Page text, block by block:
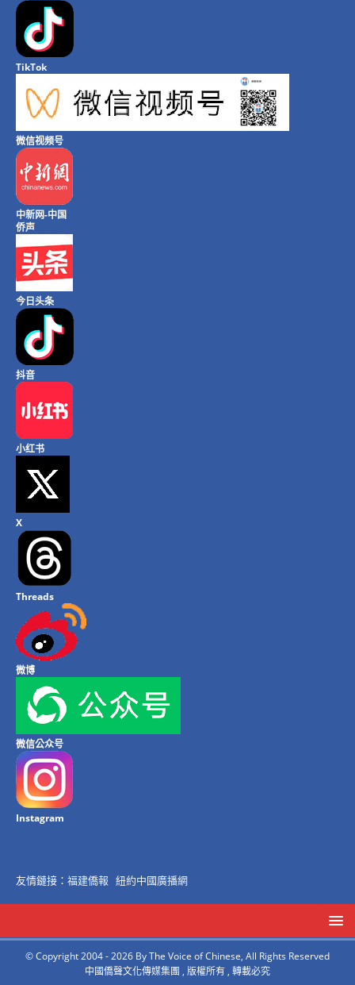
TikTok
微信视频号
中新网-中国
侨声
今日头条
抖音
小红书
X
Threads
微博
微信公众号
Instagram
友情鏈接： 福建僑報 紐約中國廣播網
© Copyright 2004 - 2026 By The Voice of Chinese, All Rights Reserved
中國僑聲文化傳媒集團 , 版權所有 , 轉載必究